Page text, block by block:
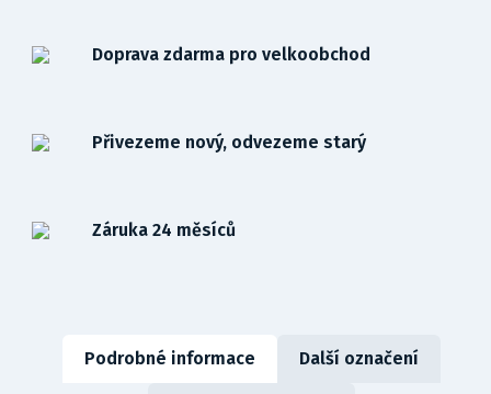
Doprava zdarma pro velkoobchod
Přivezeme nový, odvezeme starý
Záruka 24 měsíců
Podrobné informace Další označení